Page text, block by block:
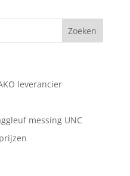
leverancier
messing UNC